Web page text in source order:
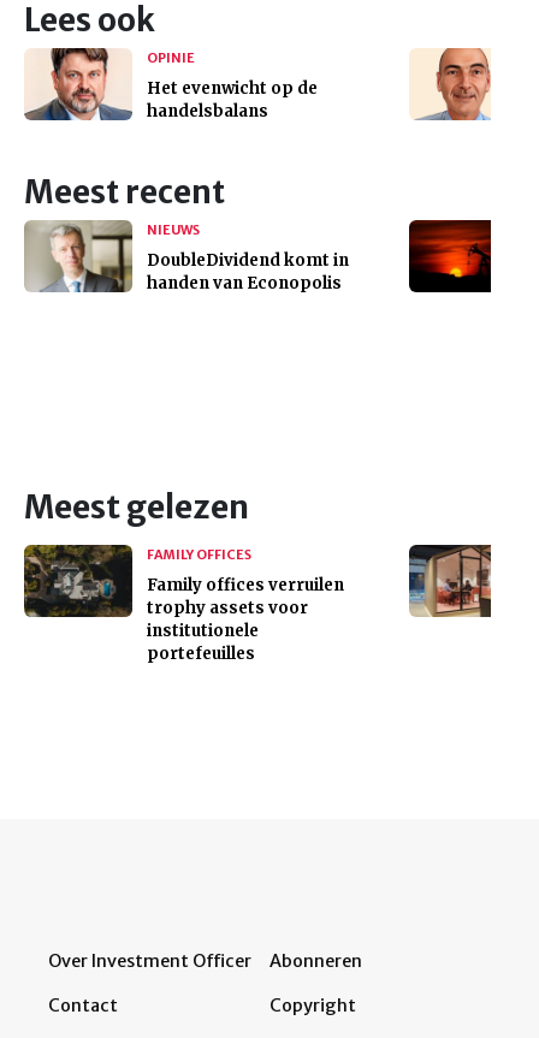
Lees ook
OPINIE
Het evenwicht op de
handelsbalans
Meest recent
NIEUWS
DoubleDividend komt in
handen van Econopolis
Meest gelezen
FAMILY OFFICES
Family offices verruilen
trophy assets voor
institutionele
portefeuilles
Over Investment Officer
Contact
Abonneren
Copyright